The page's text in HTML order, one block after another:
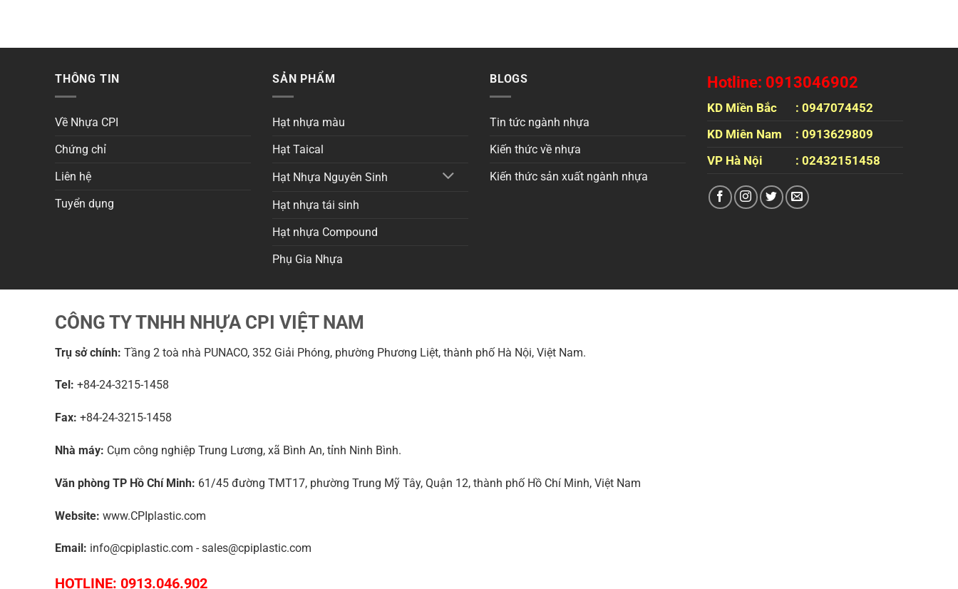
THÔNG TIN
Về Nhựa CPI
Chứng chỉ
Liên hệ
Tuyển dụng
SẢN PHẨM
Hạt nhựa màu
Hạt Taical
Hạt Nhựa Nguyên Sinh
Hạt nhựa tái sinh
Hạt nhựa Compound
Phụ Gia Nhựa
BLOGS
Tin tức ngành nhựa
Kiến thức về nhựa
Kiến thức sản xuất ngành nhựa
Hotline: 0913046902
KD Miền Bắc
: 0947074452
KD Miên Nam
: 0913629809
VP Hà Nội
: 02432151458
CÔNG TY TNHH NHỰA CPI VIỆT NAM
Trụ sở chính: Tầng 2 toà nhà PUNACO, 352 Giải Phóng, phường Phương Liệt, thành phố Hà Nội, Việt Nam.
Tel: +84-24-3215-1458
Fax: +84-24-3215-1458
Nhà máy: Cụm công nghiệp Trung Lương, xã Bình An, tỉnh Ninh Bình.
Văn phòng TP Hồ Chí Minh: 61/45 đường TMT17, phường Trung Mỹ Tây, Quận 12, thành phố Hồ Chí Minh, Việt Nam
Website: www.CPIplastic.com
Email: info@cpiplastic.com - sales@cpiplastic.com
HOTLINE: 0913.046.902